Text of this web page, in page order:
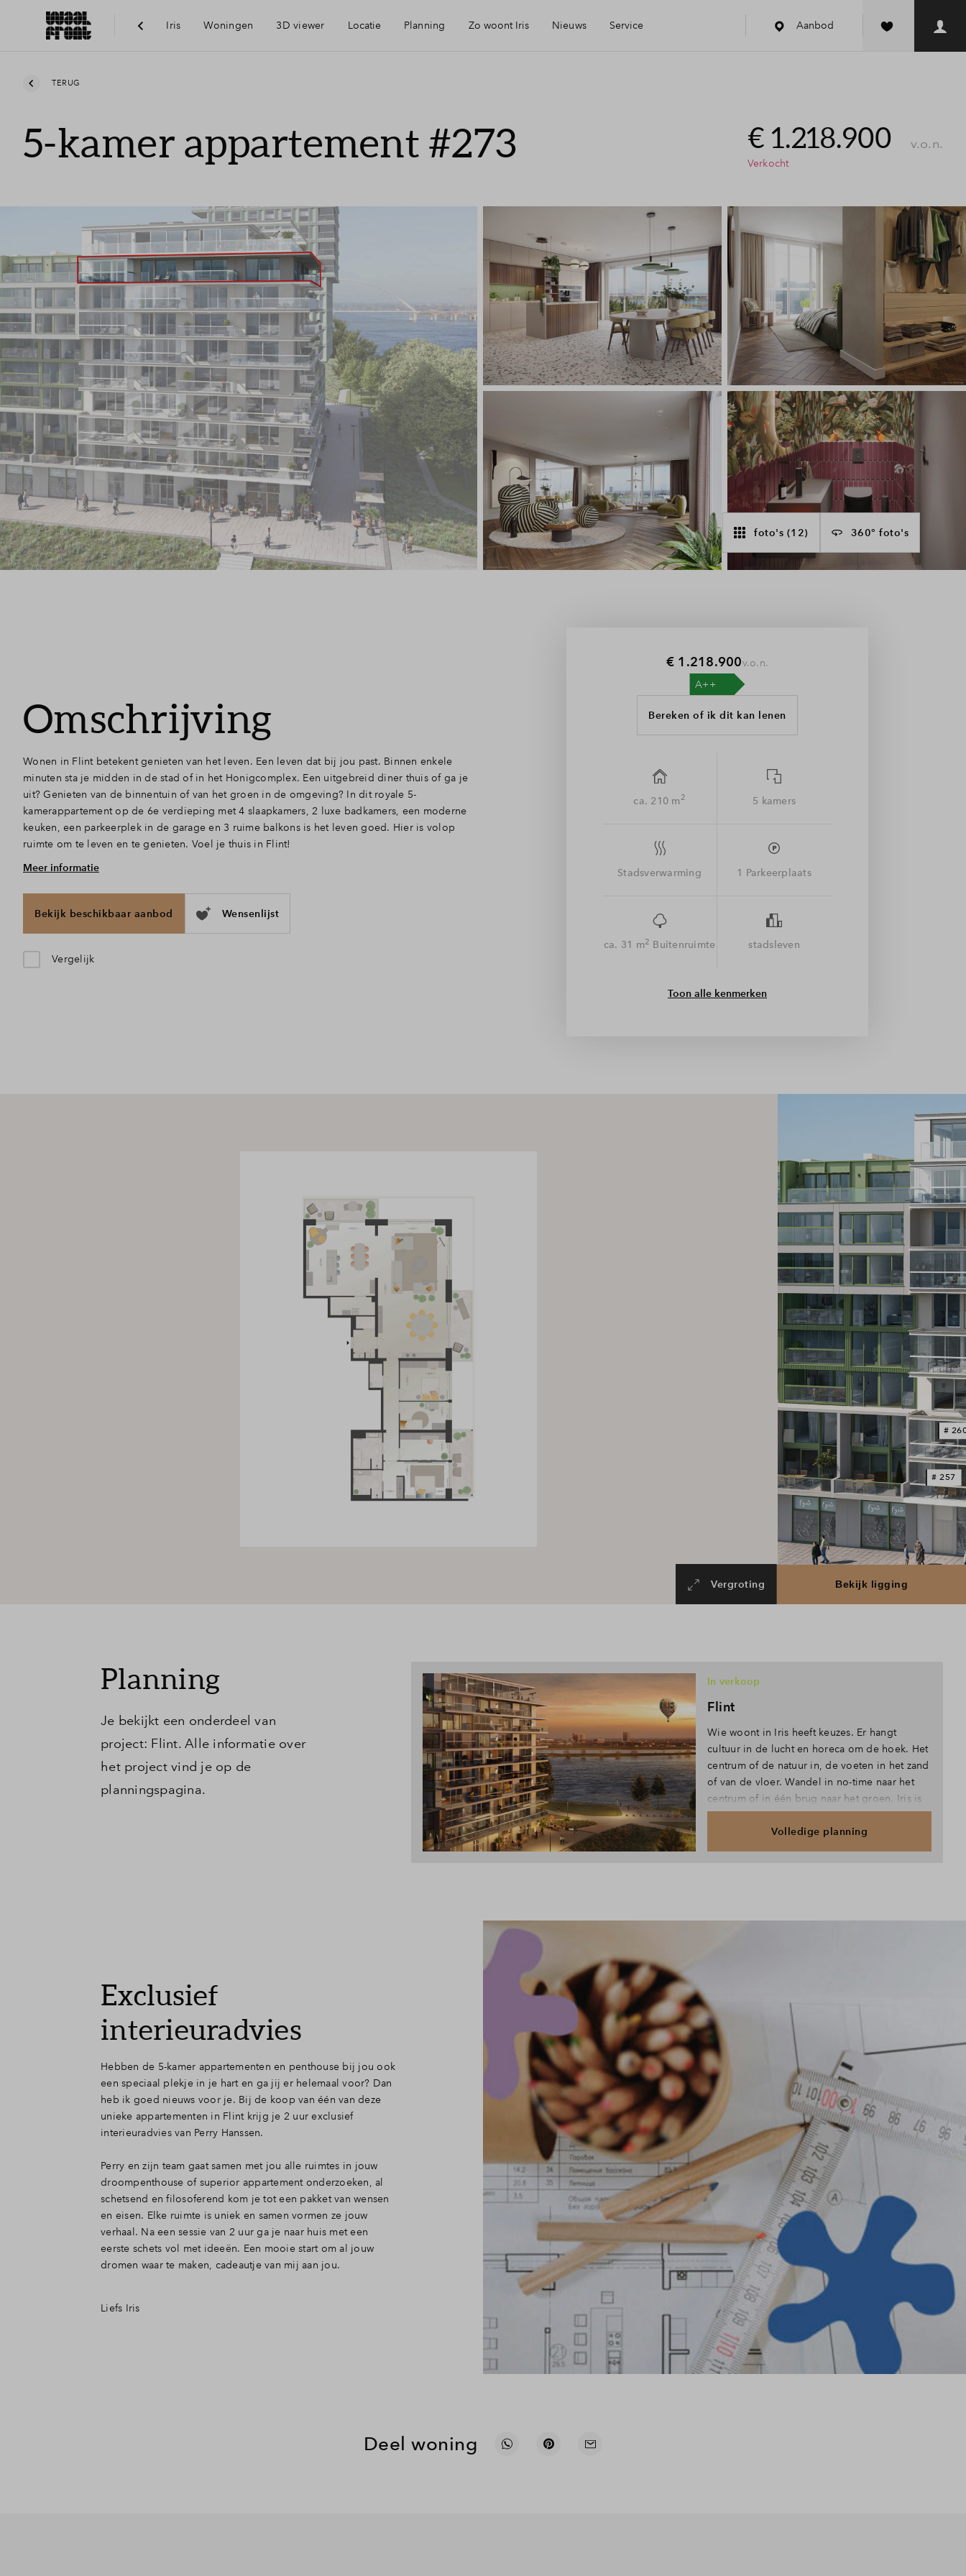
Iris Woningen 3D viewer Locatie
Duurzaamheid
Nijmegen
Planning Zo woont Iris
Keuken: Iris by Siematic
Nieuws Service
Woning kopen
Leeswijzer
Veelgestelde vragen
Aanbod
TERUG
5-kamer appartement #273 € 1.218.900 v.o.n.
Verkocht
foto's (12) 360° foto's
Omschrijving
Wonen in Flint betekent genieten van het leven. Een leven dat bij jou past. Binnen enkele
minuten sta je midden in de stad of in het Honigcomplex. Een uitgebreid diner thuis of ga je
uit? Genieten van de binnentuin of van het groen in de omgeving? In dit royale 5-
kamerappartement op de 6e verdieping met 4 slaapkamers, 2 luxe badkamers, een moderne
keuken, een parkeerplek in de garage en 3 ruime balkons is het leven goed. Hier is volop
ruimte om te leven en te genieten. Voel je thuis in Flint!
4 slaapkamers, 2 badkamers, meerdere balkons
de entreehal met een separaat toilet. De royale en lichte woonkamer en keuken staan in open
verbinding met elkaar. Wat een ruimte! Door de grote ramen heb je van alle kanten lichtinval.
Vanuit de woonruimte bereik je ook de berging, met plek voor de wasmachine en droger.
Aansluitend vind je in de gang 4 slaapkamers, een separaat toilet en 2 compleet ingerichte
badkamers. De eerste badkamer is voorzien van een ligbad, inloopdouche en dubbele
Omdat dit appartement al in aanbouw is, is er al een keuze gemaakt voor een aantal
meerwerkopties. Je vindt de details bij de downloads in de optietekening en de
Meer informatie
Bekijk beschikbaar aanbod Wensenlijst
Vergelijk
€ 1.218.900v.o.n.
Bereken of ik dit kan lenen
ca. 210 m2 5 kamers
Stadsverwarming 1 Parkeerplaats
ca. 31 m2 Buitenruimte stadsleven
Toon alle kenmerken
Vergroting
# 257
#
Planning
Je bekijkt een onderdeel van
project: Flint. Alle informatie over
het project vind je op de
planningspagina.
Flint
In verkoop
Wie woont in Iris heeft keuzes. Er hangt
cultuur in de lucht en horeca om de hoek. Het
centrum of de natuur in, de voeten in het zand
of van de vloer. Wandel in no-time naar het
centrum of in één brug naar het groen. Iris is
alles! We zien jou. Grote denkers met
minimale woonwensen, kleine dromers met
Volledige planning
Exclusief
interieuradvies
Hebben de 5-kamer appartementen en penthouse bij jou ook
een speciaal plekje in je hart en ga jij er helemaal voor? Dan
heb ik goed nieuws voor je. Bij de koop van één van deze
unieke appartementen in Flint krijg je 2 uur exclusief
interieuradvies van Perry Hanssen.
Perry en zijn team gaat samen met jou alle ruimtes in jouw
droompenthouse of superior appartement onderzoeken, al
schetsend en filosoferend kom je tot een pakket van wensen
en eisen. Elke ruimte is uniek en samen vormen ze jouw
verhaal. Na een sessie van 2 uur ga je naar huis met een
eerste schets vol met ideeën. Een mooie start om al jouw
dromen waar te maken, cadeautje van mij aan jou.
Liefs Iris
Deel woning